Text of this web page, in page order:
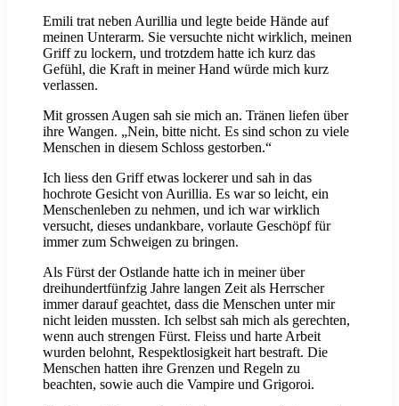
Emili trat neben Aurillia und legte beide Hände auf
meinen Unterarm. Sie versuchte nicht wirklich, meinen
Griff zu lockern, und trotzdem hatte ich kurz das
Gefühl, die Kraft in meiner Hand würde mich kurz
verlassen.
Mit grossen Augen sah sie mich an. Tränen liefen über
ihre Wangen. „Nein, bitte nicht. Es sind schon zu viele
Menschen in diesem Schloss gestorben.“
Ich liess den Griff etwas lockerer und sah in das
hochrote Gesicht von Aurillia. Es war so leicht, ein
Menschenleben zu nehmen, und ich war wirklich
versucht, dieses undankbare, vorlaute Geschöpf für
immer zum Schweigen zu bringen.
Als Fürst der Ostlande hatte ich in meiner über
dreihundertfünfzig Jahre langen Zeit als Herrscher
immer darauf geachtet, dass die Menschen unter mir
nicht leiden mussten. Ich selbst sah mich als gerechten,
wenn auch strengen Fürst. Fleiss und harte Arbeit
wurden belohnt, Respektlosigkeit hart bestraft. Die
Menschen hatten ihre Grenzen und Regeln zu
beachten, sowie auch die Vampire und Grigoroi.